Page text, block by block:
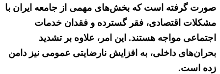
صورت گرفته است که بخش‌های مهمی از جامعه ایران با
مشکلات اقتصادی، فقر گسترده و فقدان خدمات
اجتماعی مواجه هستند. این امر، علاوه بر تشدید
بحران‌های داخلی، به افزایش نارضایتی عمومی نیز دامن
زده است.